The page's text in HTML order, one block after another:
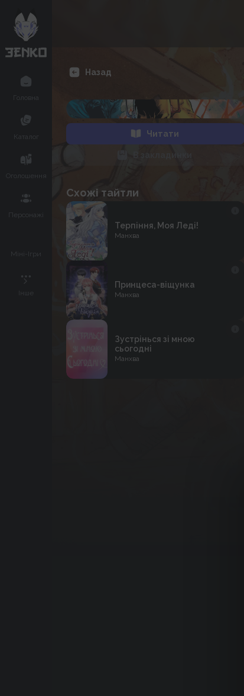
Головна
Каталог
Оголошення
Персонажі
Міні-Ігри
Інше
Назад
Читати
Схожі тайтли
Терпіння, Моя Леді!
Манхва
Принцеса-віщунка
Манхва
Зустрінься зі мною
сьогодні
Манхва